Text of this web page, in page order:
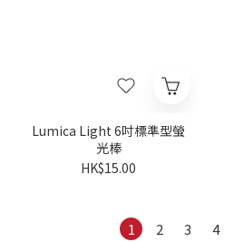
Lumica Light 6吋標準型螢
光棒
HK$15.00
1 2 3 4